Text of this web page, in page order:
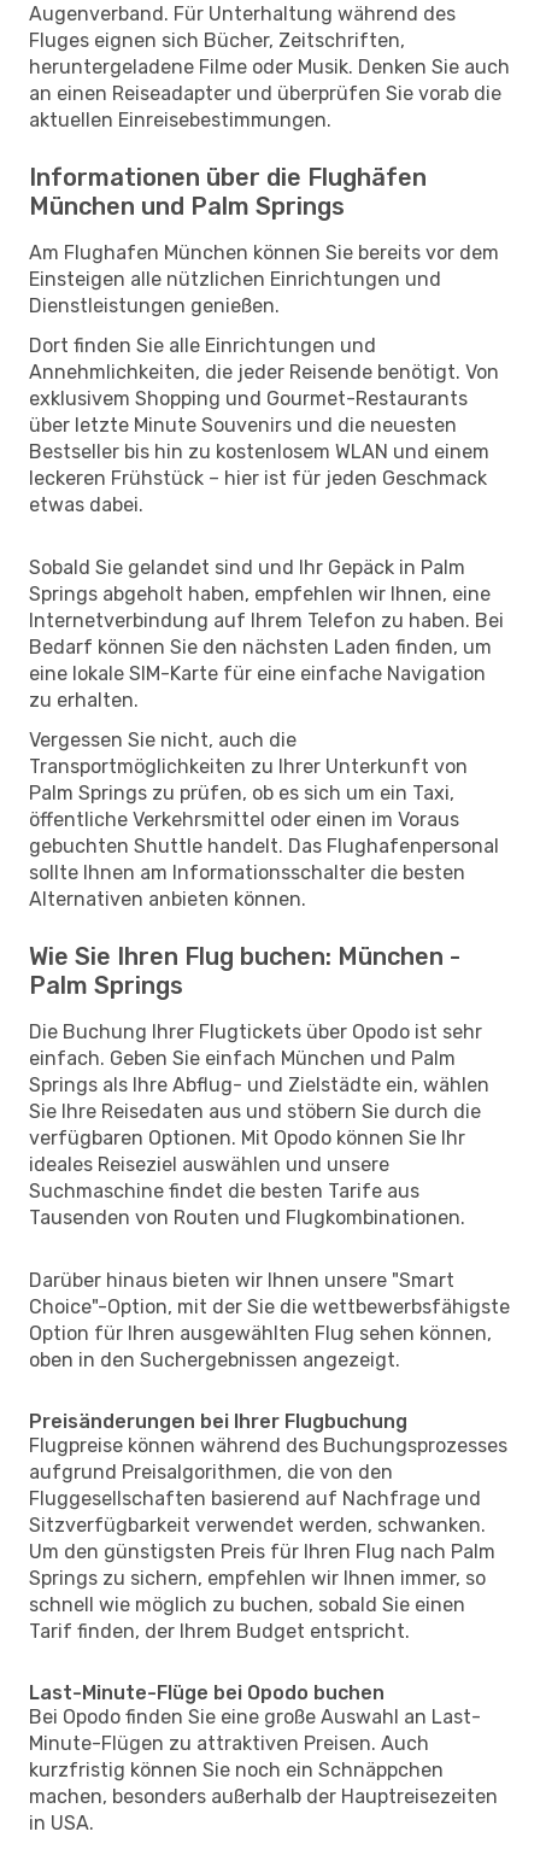
Augenverband. Für Unterhaltung während des
Fluges eignen sich Bücher, Zeitschriften,
heruntergeladene Filme oder Musik. Denken Sie auch
an einen Reiseadapter und überprüfen Sie vorab die
aktuellen Einreisebestimmungen.
Informationen über die Flughäfen
München und Palm Springs
Am Flughafen München können Sie bereits vor dem
Einsteigen alle nützlichen Einrichtungen und
Dienstleistungen genießen.
Dort finden Sie alle Einrichtungen und
Annehmlichkeiten, die jeder Reisende benötigt. Von
exklusivem Shopping und Gourmet-Restaurants
über letzte Minute Souvenirs und die neuesten
Bestseller bis hin zu kostenlosem WLAN und einem
leckeren Frühstück – hier ist für jeden Geschmack
etwas dabei.
Sobald Sie gelandet sind und Ihr Gepäck in Palm
Springs abgeholt haben, empfehlen wir Ihnen, eine
Internetverbindung auf Ihrem Telefon zu haben. Bei
Bedarf können Sie den nächsten Laden finden, um
eine lokale SIM-Karte für eine einfache Navigation
zu erhalten.
Vergessen Sie nicht, auch die
Transportmöglichkeiten zu Ihrer Unterkunft von
Palm Springs zu prüfen, ob es sich um ein Taxi,
öffentliche Verkehrsmittel oder einen im Voraus
gebuchten Shuttle handelt. Das Flughafenpersonal
sollte Ihnen am Informationsschalter die besten
Alternativen anbieten können.
Wie Sie Ihren Flug buchen: München -
Palm Springs
Die Buchung Ihrer Flugtickets über Opodo ist sehr
einfach. Geben Sie einfach München und Palm
Springs als Ihre Abflug- und Zielstädte ein, wählen
Sie Ihre Reisedaten aus und stöbern Sie durch die
verfügbaren Optionen. Mit Opodo können Sie Ihr
ideales Reiseziel auswählen und unsere
Suchmaschine findet die besten Tarife aus
Tausenden von Routen und Flugkombinationen.
Darüber hinaus bieten wir Ihnen unsere "Smart
Choice"-Option, mit der Sie die wettbewerbsfähigste
Option für Ihren ausgewählten Flug sehen können,
oben in den Suchergebnissen angezeigt.
Preisänderungen bei Ihrer Flugbuchung
Flugpreise können während des Buchungsprozesses
aufgrund Preisalgorithmen, die von den
Fluggesellschaften basierend auf Nachfrage und
Sitzverfügbarkeit verwendet werden, schwanken.
Um den günstigsten Preis für Ihren Flug nach Palm
Springs zu sichern, empfehlen wir Ihnen immer, so
schnell wie möglich zu buchen, sobald Sie einen
Tarif finden, der Ihrem Budget entspricht.
Last-Minute-Flüge bei Opodo buchen
Bei Opodo finden Sie eine große Auswahl an Last-
Minute-Flügen zu attraktiven Preisen. Auch
kurzfristig können Sie noch ein Schnäppchen
machen, besonders außerhalb der Hauptreisezeiten
in USA.